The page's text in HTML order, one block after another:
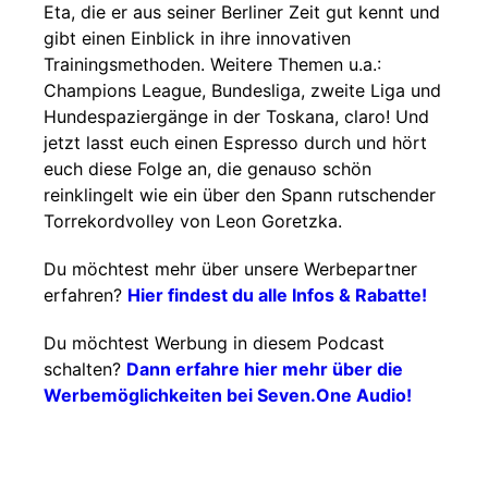
Eta, die er aus seiner Berliner Zeit gut kennt und
gibt einen Einblick in ihre innovativen
Trainingsmethoden. Weitere Themen u.a.:
Champions League, Bundesliga, zweite Liga und
Hundespaziergänge in der Toskana, claro! Und
jetzt lasst euch einen Espresso durch und hört
euch diese Folge an, die genauso schön
reinklingelt wie ein über den Spann rutschender
Torrekordvolley von Leon Goretzka.
Du möchtest mehr über unsere Werbepartner
erfahren? Hier findest du alle Infos & Rabatte!
Du möchtest Werbung in diesem Podcast
schalten? Dann erfahre hier mehr über die
Werbemöglichkeiten bei Seven.One Audio!